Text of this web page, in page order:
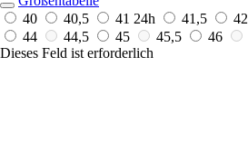
40
40,5 41 24h 41,5 42
44
44,5 45 45,5 46
Dieses Feld ist erforderlich